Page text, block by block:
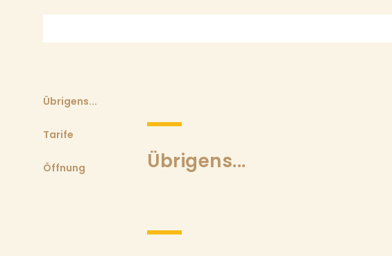
Übrigens...
Tarife
Öffnung Übrigens...